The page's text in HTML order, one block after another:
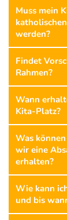
Muss mein
werden?
Findet
Rahmen?
Wann
Kita-Platz?
Was
wir eine
erhalten?
Wie kann
und bis